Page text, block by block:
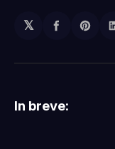
𝕏
In breve: